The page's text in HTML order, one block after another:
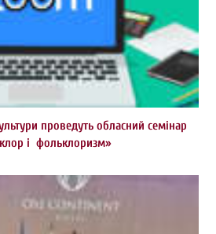
проведуть обласний семінар
і фольклоризм»